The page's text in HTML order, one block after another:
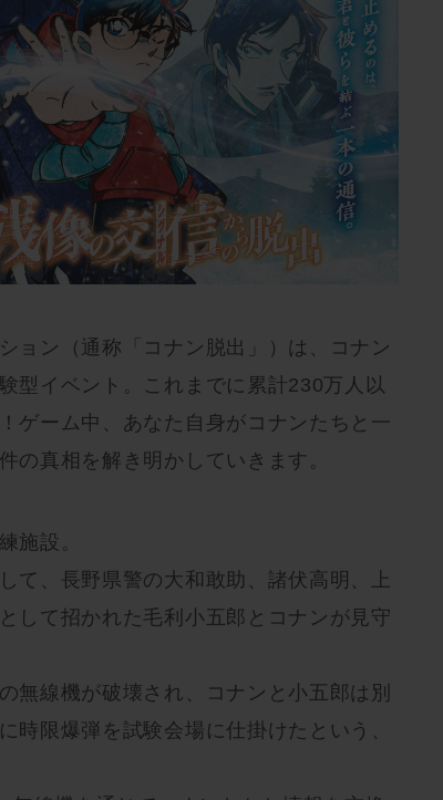
ョン（通称「コナン脱出」）は、コナン
型イベント。これまでに累計230万人以
ゲーム中、あなた自身がコナンたちと一
の真相を解き明かしていきます。
施設。
て、長野県警の大和敢助、諸伏高明、上
して招かれた毛利小五郎とコナンが見守
無線機が破壊され、コナンと小五郎は別
時限爆弾を試験会場に仕掛けたという、